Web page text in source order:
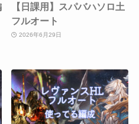
【日課用】スパバハソロ土
フルオート
2026年6月29日